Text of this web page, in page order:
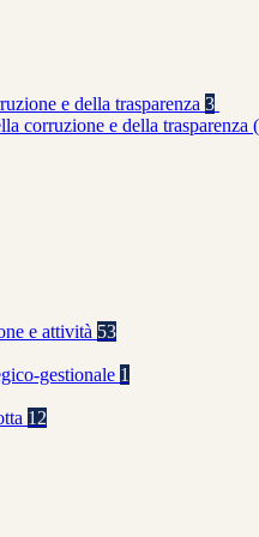
e della trasparenza 3
corruzione e della trasparenza
e attività 53
gestionale 1
12